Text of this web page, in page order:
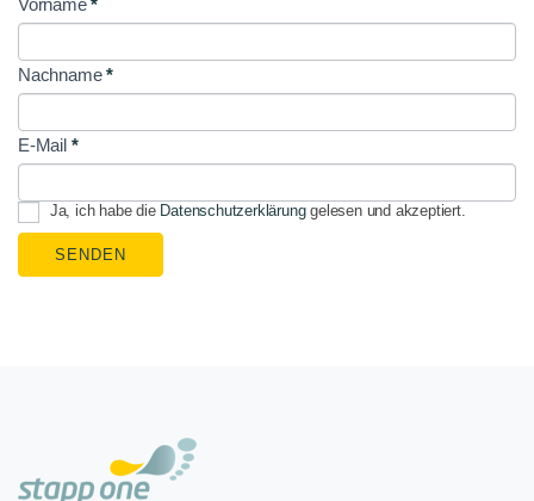
NL
Signup
Nachname*
E-Mail *
Ja, ich habe die Datenschutzerklärunggelesen und akzeptiert.
SENDEN